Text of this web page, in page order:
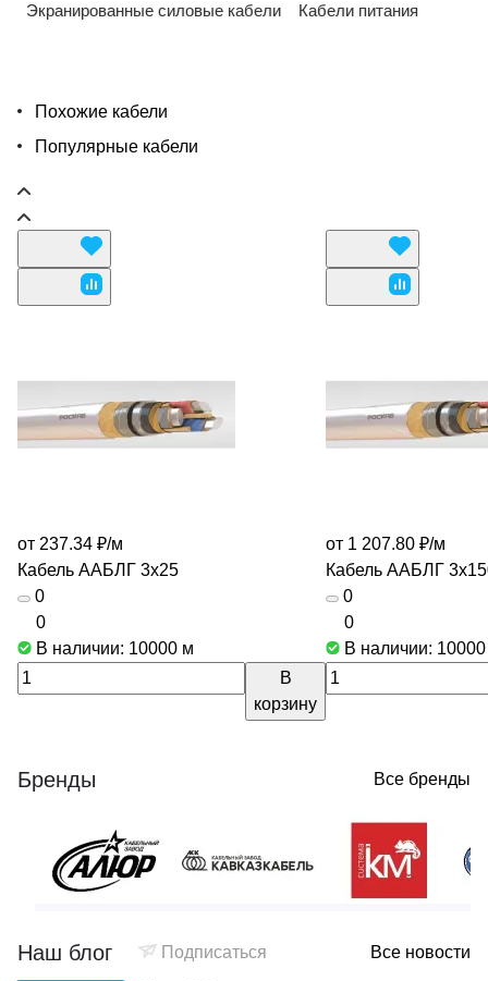
Экранированные силовые кабели
Кабели питания
Похожие кабели
Популярные кабели
от 237.34 ₽/м
Кабель ААБЛГ 3х25
0
0
В наличии: 10000 м
В
корзину
от 1 207.80 ₽/м
Кабель ААБЛГ
0
0
В наличии:
Бренды Все бренды
Наш блог Подписаться Все новости